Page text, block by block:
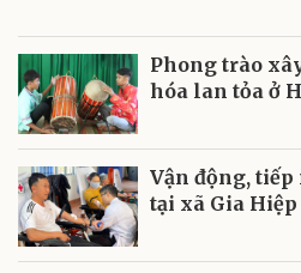
Phong trào
hóa lan tỏa ở
Vận động, tiếp
tại xã Gia Hiệp